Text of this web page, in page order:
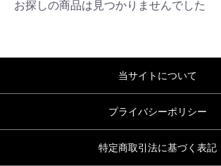
お探しの商品は見つかりませんでした
当サイトについて
プライバシーポリシー
特定商取引法に基づく表記